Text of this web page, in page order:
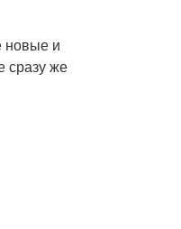
новые и
сразу же